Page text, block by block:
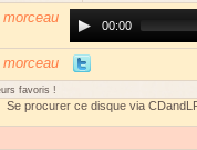
Player00:00
favoris !
Se procurer ce disque via